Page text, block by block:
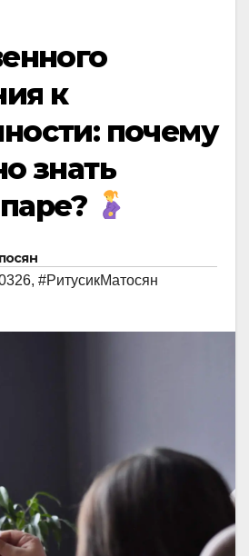
к
почему
знать
, #РитусикМатосян